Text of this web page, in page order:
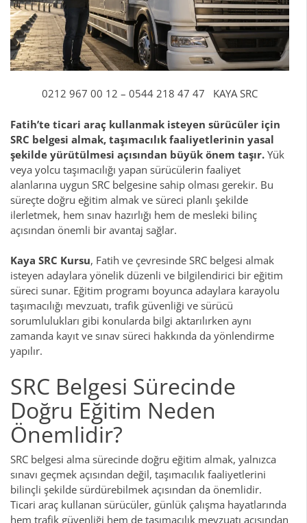
0212 967 00 12 – 0544 218 47 47 KAYA SRC
Fatih’te ticari araç kullanmak isteyen sürücüler için
SRC belgesi almak, taşımacılık faaliyetlerinin yasal
şekilde yürütülmesi açısından büyük önem taşır. Yük
veya yolcu taşımacılığı yapan sürücülerin faaliyet
alanlarına uygun SRC belgesine sahip olması gerekir. Bu
süreçte doğru eğitim almak ve süreci planlı şekilde
ilerletmek, hem sınav hazırlığı hem de mesleki bilinç
açısından önemli bir avantaj sağlar.
Kaya SRC Kursu, Fatih ve çevresinde SRC belgesi almak
isteyen adaylara yönelik düzenli ve bilgilendirici bir eğitim
süreci sunar. Eğitim programı boyunca adaylara karayolu
taşımacılığı mevzuatı, trafik güvenliği ve sürücü
sorumlulukları gibi konularda bilgi aktarılırken aynı
zamanda kayıt ve sınav süreci hakkında da yönlendirme
yapılır.
SRC Belgesi Sürecinde
Doğru Eğitim Neden
Önemlidir?
SRC belgesi alma sürecinde doğru eğitim almak, yalnızca
sınavı geçmek açısından değil, taşımacılık faaliyetlerini
bilinçli şekilde sürdürebilmek açısından da önemlidir.
Ticari araç kullanan sürücüler, günlük çalışma hayatlarında
hem trafik güvenliği hem de taşımacılık mevzuatı açısından